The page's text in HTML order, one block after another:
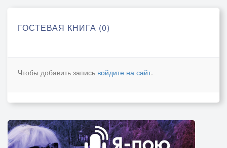
ГОСТЕВАЯ КНИГА (0)
Чтобы добавить запись войдите на сайт.